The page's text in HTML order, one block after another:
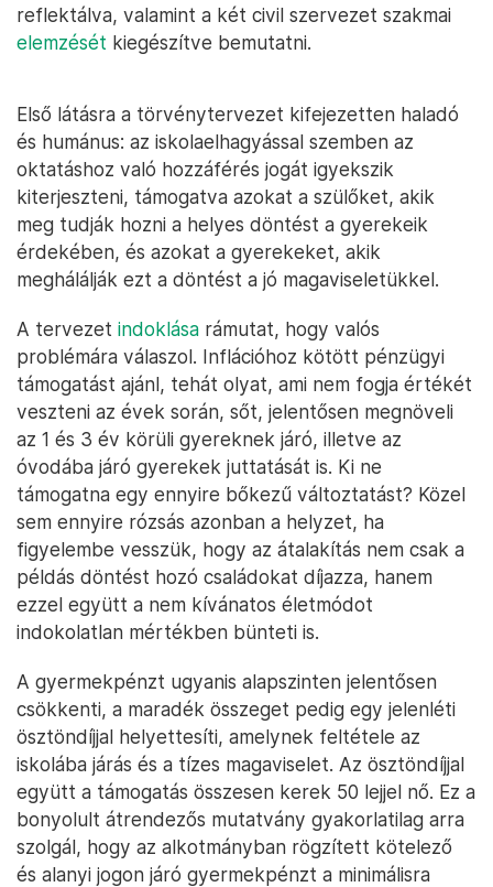
reflektálva, valamint a két civil szervezet szakmai
elemzését kiegészítve bemutatni.
Első látásra a törvénytervezet kifejezetten haladó
és humánus: az iskolaelhagyással szemben az
oktatáshoz való hozzáférés jogát igyekszik
kiterjeszteni, támogatva azokat a szülőket, akik
meg tudják hozni a helyes döntést a gyerekeik
érdekében, és azokat a gyerekeket, akik
meghálálják ezt a döntést a jó magaviseletükkel.
A tervezet indoklása rámutat, hogy valós
problémára válaszol. Inflációhoz kötött pénzügyi
támogatást ajánl, tehát olyat, ami nem fogja értékét
veszteni az évek során, sőt, jelentősen megnöveli
az 1 és 3 év körüli gyereknek járó, illetve az
óvodába járó gyerekek juttatását is. Ki ne
támogatna egy ennyire bőkezű változtatást? Közel
sem ennyire rózsás azonban a helyzet, ha
figyelembe vesszük, hogy az átalakítás nem csak a
példás döntést hozó családokat díjazza, hanem
ezzel együtt a nem kívánatos életmódot
indokolatlan mértékben bünteti is.
A gyermekpénzt ugyanis alapszinten jelentősen
csökkenti, a maradék összeget pedig egy jelenléti
ösztöndíjjal helyettesíti, amelynek feltétele az
iskolába járás és a tízes magaviselet. Az ösztöndíjjal
együtt a támogatás összesen kerek 50 lejjel nő. Ez a
bonyolult átrendezős mutatvány gyakorlatilag arra
szolgál, hogy az alkotmányban rögzített kötelező
és alanyi jogon járó gyermekpénzt a minimálisra